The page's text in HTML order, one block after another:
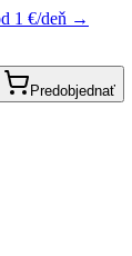
1 €/deň →
Predobjednať